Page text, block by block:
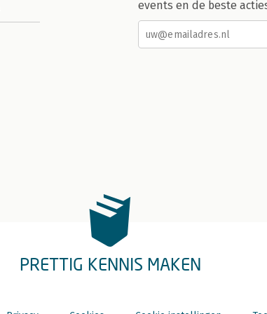
events en de beste
PRETTIG KENNIS MAKEN